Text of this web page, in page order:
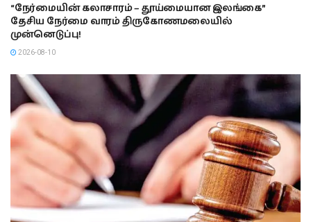
“நேர்மையின் கலாசாரம் – தூய்மையான இலங்கை”
தேசிய நேர்மை வாரம் திருகோணமலையில்
முன்னெடுப்பு!
2026-08-10